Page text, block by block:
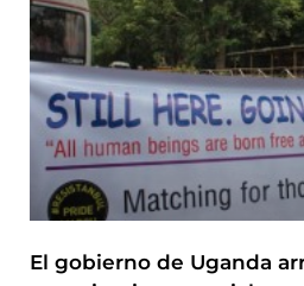
El gobierno de Uganda